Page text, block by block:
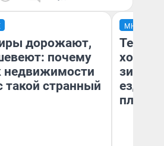
дорожают,
почему
недвижимости
такой странный
МНЕНИЕ
Тепло
зимой.
ездит
плюсы